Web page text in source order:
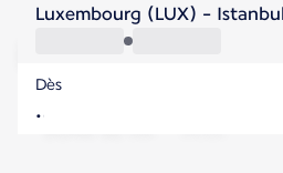
Turquie
Istanbul
Turquie
Luxembourg (LUX) -
Dès